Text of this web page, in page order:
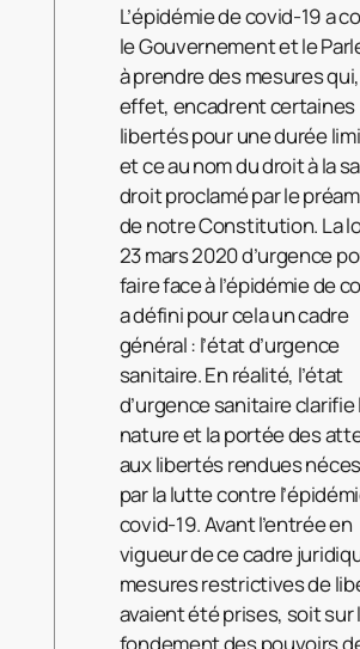
L’épidémie de covid-19 a
le Gouvernement et le
à prendre des mesures
effet, encadrent certaines
libertés pour une durée
et ce au nom du droit à la
droit proclamé par le
de notre Constitution. La
23 mars 2020 d’urgence
faire face à l’épidémie de
a défini pour cela un cadre
général : l’état d’urgence
sanitaire. En réalité, l’état
d’urgence sanitaire clarifie
nature et la portée des
aux libertés rendues
par la lutte contre
covid-19. Avant l’entrée en
vigueur de ce cadre
mesures restrictives de
avaient été prises, soit sur
fondement des pouvoirs